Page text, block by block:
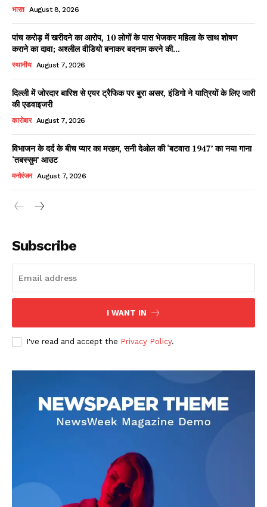
Contact us
Subscription Plans
भारत August 8, 2026
पांच करोड़ में खरीदने का आरोप, 10 लोगों के पास भेजकर महिला के साथ शोषण
कराने का दावा; अश्लील वीडियो बनाकर बदनाम करने की...
स्थानीय August 7, 2026
दिल्ली में जोरदार बारिश से एयर ट्रैफिक पर बुरा असर, इंडिगो ने यात्रियों के लिए जारी
की एडवाइजरी
कारोबार August 7, 2026
विभाजन के दर्द के बीच प्यार का मरहम, सनी देओल की ‘बटवारा 1947’ का नया गाना
‘तबस्सुम’ आउट
मनोरंजन August 7, 2026
Subscribe
I WANT IN
I've read and accept the Privacy Policy.